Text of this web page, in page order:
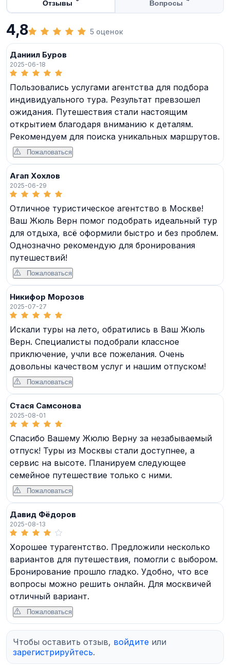
Отзывы Вопросы
4,8 5 оценок
Даниил Буров
2025-06-18
Пользовались услугами агентства для подбора
индивидуального тура. Результат превзошел
ожидания. Путешествия стали настоящим
открытием благодаря вниманию к деталям.
Рекомендуем для поиска уникальных маршрутов.
Пожаловаться
Агап Хохлов
2025-06-29
Отличное туристическое агентство в Москве!
Ваш Жюль Верн помог подобрать идеальный тур
для отдыха, всё оформили быстро и без проблем.
Однозначно рекомендую для бронирования
путешествий!
Пожаловаться
Никифор Морозов
2025-07-27
Искали туры на лето, обратились в Ваш Жюль
Верн. Специалисты подобрали классное
приключение, учли все пожелания. Очень
довольны качеством услуг и нашим отпуском!
Пожаловаться
Стася Самсонова
2025-08-01
Спасибо Вашему Жюлю Верну за незабываемый
отпуск! Туры из Москвы стали доступнее, а
сервис на высоте. Планируем следующее
семейное путешествие только с ними.
Пожаловаться
Давид Фёдоров
2025-08-13
Хорошее турагентство. Предложили несколько
вариантов для путешествия, помогли с выбором.
Бронирование прошло гладко. Удобно, что все
вопросы можно решить онлайн. Для москвичей
отличный вариант.
Пожаловаться
Чтобы оставить отзыв, войдите или
зарегистрируйтесь.